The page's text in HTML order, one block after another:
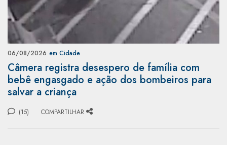
06/08/2026 em Cidade
Câmera registra desespero de família com
bebê engasgado e ação dos bombeiros para
salvar a criança
(15) COMPARTILHAR